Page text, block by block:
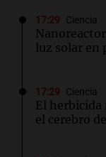
17:29 Ciencia
luz solar en
17:29 Ciencia
El herbicida
el cerebro